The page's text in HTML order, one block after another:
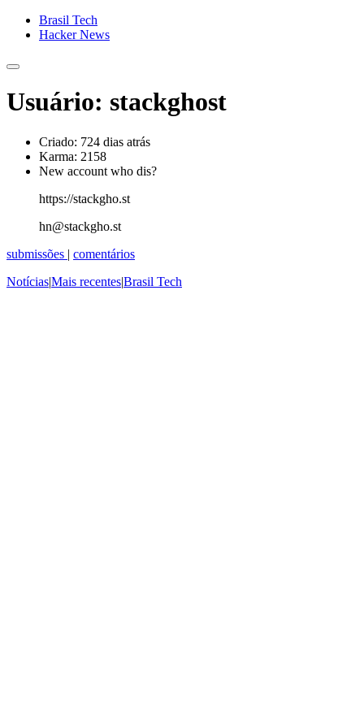
Brasil Tech
Hacker News
Usuário: stackghost
Criado: 724 dias atrás
Karma: 2158
New account who dis?
https://stackgho.st
hn@stackgho.st
submissões | comentários
Notícias|Mais recentes|Brasil Tech